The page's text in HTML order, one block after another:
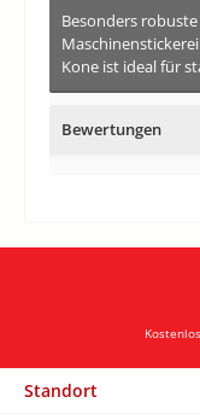
Besonders
Kone ist ideal für
Bewertungen
Standort